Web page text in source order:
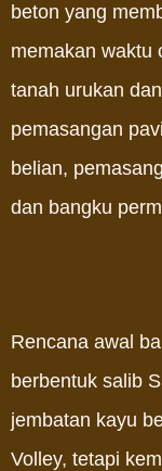
beton yang
memakan waktu
tanah urukan
pemasangan
belian,
dan bangku
Rencana awal
berbentuk salib
jembatan kayu
Volley, tetapi